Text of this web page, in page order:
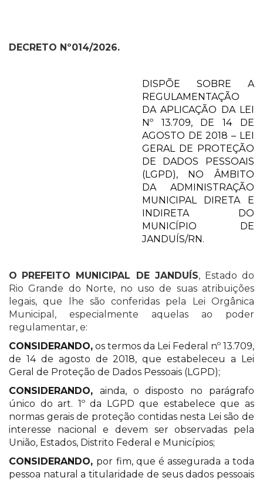
DECRETO Nº014/2026.
DISPÕE SOBRE A
REGULAMENTAÇÃO
DA APLICAÇÃO DA LEI
Nº 13.709, DE 14 DE
AGOSTO DE 2018 – LEI
GERAL DE PROTEÇÃO
DE DADOS PESSOAIS
(LGPD), NO ÂMBITO
DA ADMINISTRAÇÃO
MUNICIPAL DIRETA E
INDIRETA DO
MUNICÍPIO DE
JANDUÍS/RN.
O PREFEITO MUNICIPAL DE JANDUÍS,Estado do
Rio Grande do Norte, no uso de suas atribuições
legais, que lhe são conferidas pela Lei Orgânica
Municipal, especialmente aquelas ao poder
regulamentar, e:
CONSIDERANDO, os termos da Lei Federal nº 13.709,
de 14 de agosto de 2018, que estabeleceu a Lei
Geral de Proteção de Dados Pessoais (LGPD);
CONSIDERANDO, ainda, o disposto no parágrafo
único do art. 1º da LGPD que estabelece que as
normas gerais de proteção contidas nesta Lei são de
interesse nacional e devem ser observadas pela
União, Estados, Distrito Federal e Municípios;
CONSIDERANDO, por fim, que é assegurada a toda
pessoa natural a titularidade de seus dados pessoais